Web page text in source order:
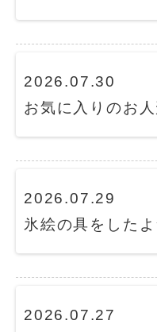
2026.07.30
お気に入りのお
2026.07.29
氷絵の具をした
2026.07.27